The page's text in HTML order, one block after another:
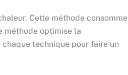
Cette méthode consomme
méthode optimise la
technique pour faire un